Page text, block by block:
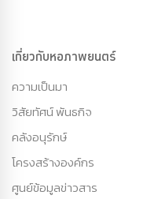
เกี่ยวกับหอภาพยนตร์
ความเป็นมา
วิสัยทัศน์ พันธกิจ
คลังอนุรักษ์
โครงสร้างองค์กร
ศูนย์ข้อมูลข่าวสาร